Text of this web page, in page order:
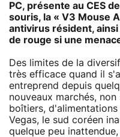
PC, présente au CES
souris, la « V3 Mouse
antivirus résident,
de rouge si une
Des limites de la
très efficace quand il
entreprend depuis
nouveaux marchés,
boîtiers, d'alimentations
Vegas, le sud coréen
quelque peu